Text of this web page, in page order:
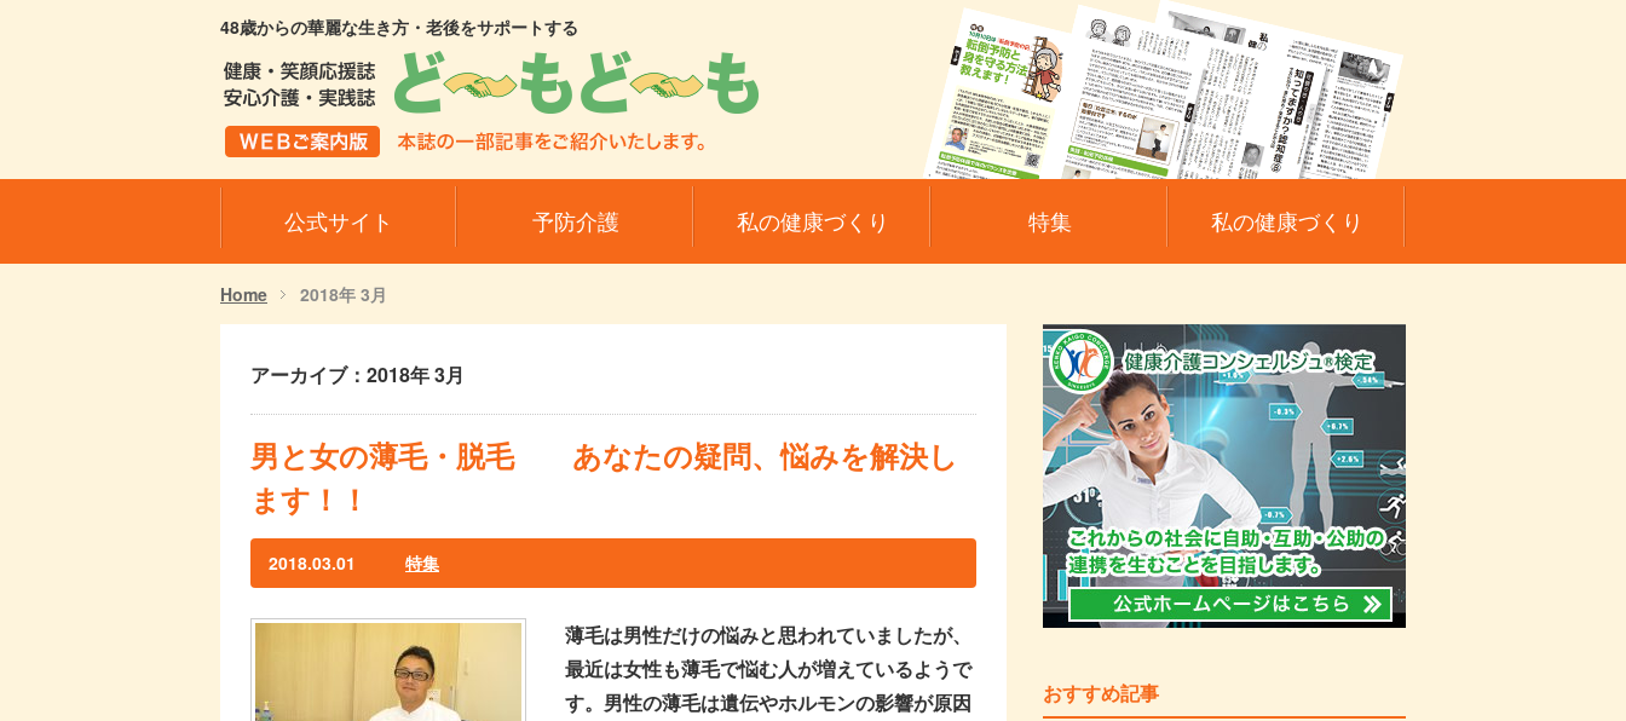
公式サイト 予防介護 私の健康づくり 特集 私の健康づくり
48歳からの華麗な生き方・老後をサポートする
Home 2018年 3月
アーカイブ：2018年 3月
男と女の薄毛・脱毛 あなたの疑問、悩みを解決し
ます！！
2018.03.01 特集
薄毛は男性だけの悩みと思われていましたが、
最近は女性も薄毛で悩む人が増えているようで
す。男性の薄毛は遺伝やホルモンの影響が原因
おすすめ記事